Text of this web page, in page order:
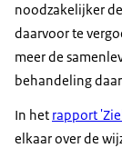
noodzakelijker
daarvoor te
meer de
behandeling
In het rapport
elkaar over de